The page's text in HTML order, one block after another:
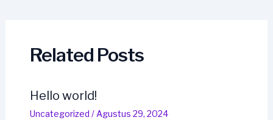
Related Posts
Hello world!
Uncategorized / Agustus 29, 2024